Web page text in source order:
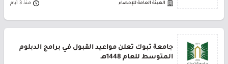
الهيئة العامة للإحصاء منذ 3 أيام
جامعة تبوك تعلن مواعيد القبول في برامج الدبلوم
المتوسط للعام 1448هـ